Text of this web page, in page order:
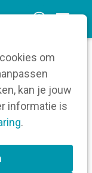
om
kan je jouw
informatie is
.
n
m